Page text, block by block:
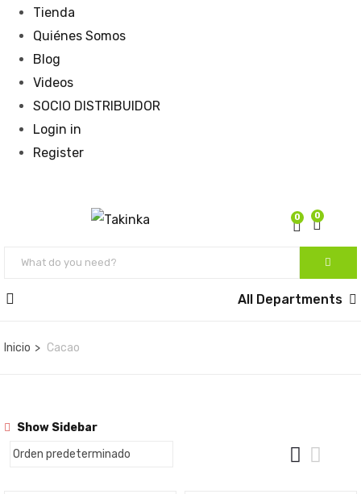
Tienda
Quiénes Somos
Blog
Videos
SOCIO DISTRIBUIDOR
Login in
Register
0
0
All Departments
Inicio Cacao
Show Sidebar